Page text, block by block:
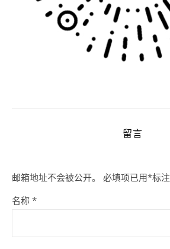
留言
邮箱地址不会被公开。 必填项已用*标注
名称 *